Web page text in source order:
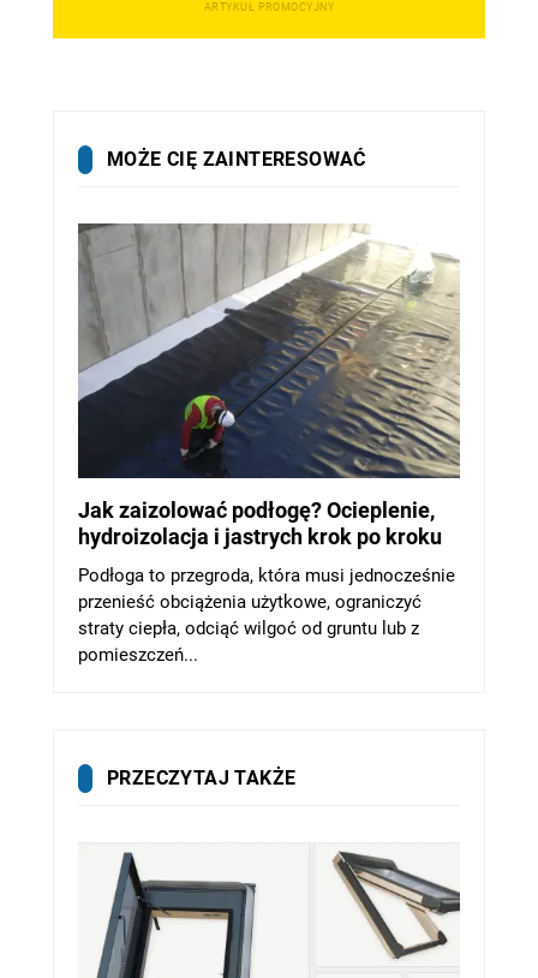
ARTYKUŁ PROMOCYJNY
MOŻE CIĘ ZAINTERESOWAĆ
Jak zaizolować podłogę? Ocieplenie,
hydroizolacja i jastrych krok po kroku
Podłoga to przegroda, która musi jednocześnie
przenieść obciążenia użytkowe, ograniczyć
straty ciepła, odciąć wilgoć od gruntu lub z
pomieszczeń...
PRZECZYTAJ TAKŻE